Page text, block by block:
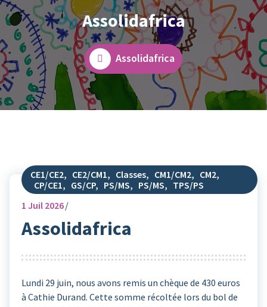
Assolidafrica
Assolidafrica
CE1/CE2, CE2/CM1, Classes, CM1/CM2, CM2,
CP/CE1, GS/CP, PS/MS, PS/MS, TPS/PS
1 Juil 2026
Assolidafrica
Lundi 29 juin, nous avons remis un chèque de 430 euros
à Cathie Durand. Cette somme récoltée lors du bol de